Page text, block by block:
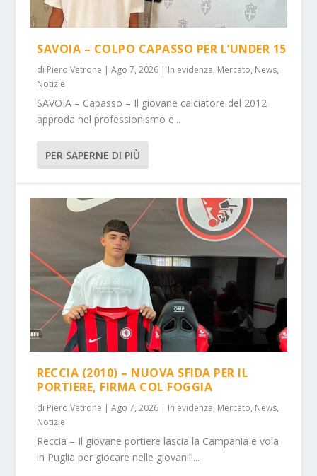
SAVOIA – COLPO CAPASSO PER L’UNDER 15
di Piero Vetrone |Ago 7, 2026 | In evidenza, Mercato, News,
Notizie
SAVOIA – Capasso – Il giovane calciatore del 2012
approda nel professionismo e...
PER SAPERNE DI PIÙ
RECCIA (2010) – NUOVA SFIDA PER IL
PORTIERE, FIRMA COL FOGGIA
di Piero Vetrone |Ago 7, 2026 | In evidenza, Mercato, News,
Notizie
Reccia – Il giovane portiere lascia la Campania e vola
in Puglia per giocare nelle giovanili...